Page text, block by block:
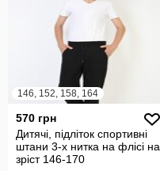
146, 152, 158, 164
570 грн
Дитячі, підліток спортивні
штани 3-х нитка на флісі на
зріст 146-170